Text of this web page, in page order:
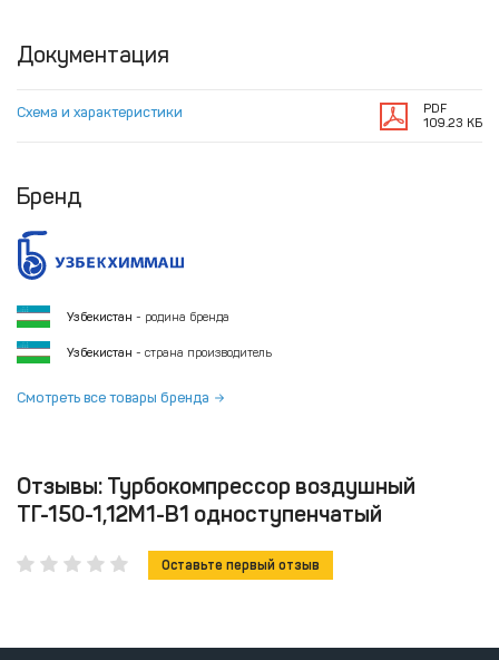
Документация
Схема и характеристики
PDF
109.23 КБ
Бренд
Узбекистан - родина бренда
Узбекистан - страна производитель
Смотреть все товары бренда
Отзывы: Турбокомпрессор воздушный
ТГ-150-1,12М1-В1 одноступенчатый
Оставьте первый отзыв